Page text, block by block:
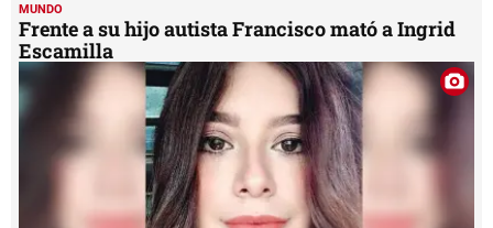
MUNDO
Frente a su hijo autista Francisco mató a Ingrid
Escamilla